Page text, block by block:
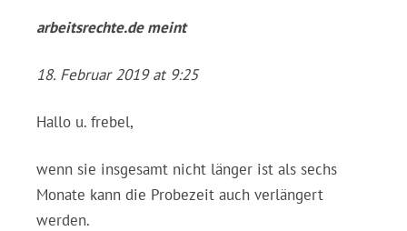
arbeitsrechte.demeint
18. Februar 2019 at 9:25
Hallo u. frebel,
wenn sie insgesamt nicht länger ist als sechs
Monate kann die Probezeit auch verlängert
werden.